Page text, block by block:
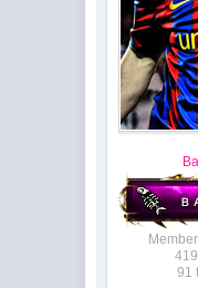
91